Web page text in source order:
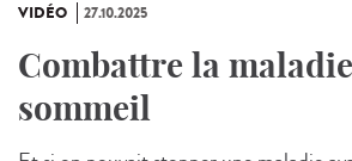
VIDÉO 27.10.2025
Combattre la
sommeil